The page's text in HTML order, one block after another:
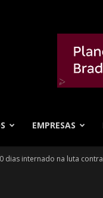
EMPRESAS
dias internado na luta